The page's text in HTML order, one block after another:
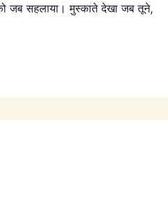
जब सहलाया। मुस्काते देखा जब तूने,